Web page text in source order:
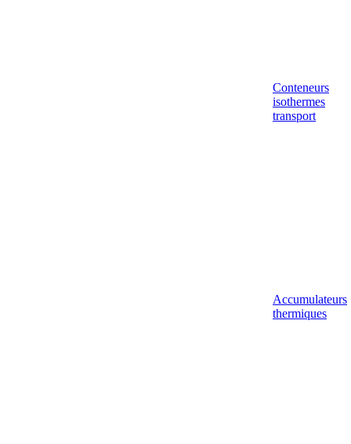
Conteneurs
isothermes
transport
Accumulateurs
thermiques